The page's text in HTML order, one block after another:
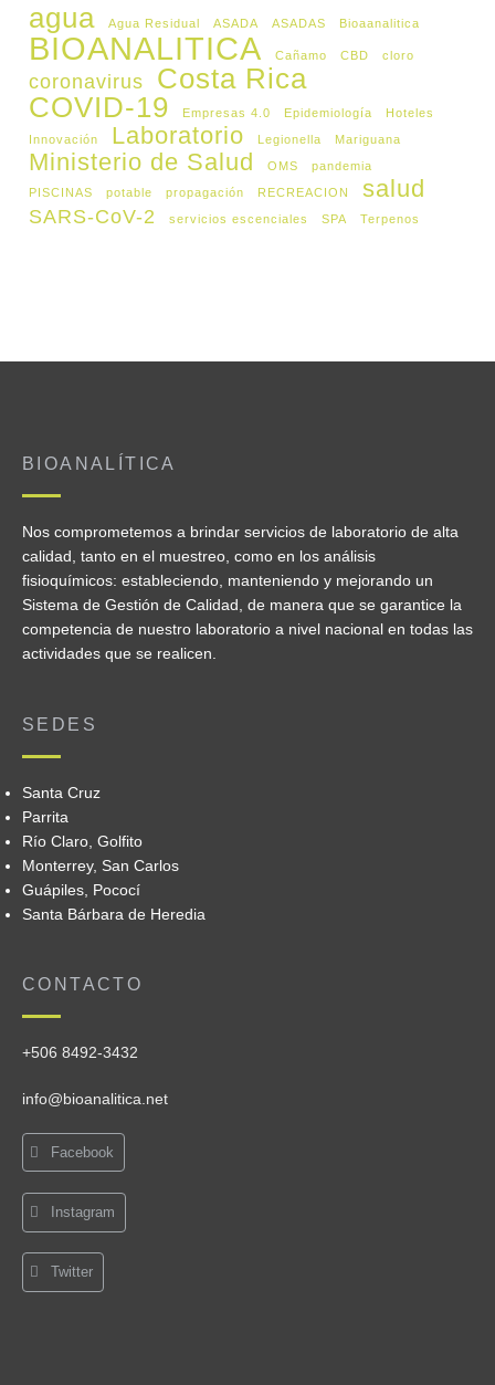
agua Agua Residual ASADA ASADAS Bioaanalitica
BIOANALITICA Cañamo CBD cloro
coronavirus
Costa Rica
COVID-19
Empresas 4.0 Epidemiología
Hoteles
Innovación
Laboratorio Legionella Mariguana
Ministerio de Salud OMS
pandemia
PISCINAS
potable propagación RECREACION salud
SARS-CoV-2 servicios escenciales SPA Terpenos
BIOANALÍTICA
Nos comprometemos a brindar servicios de laboratorio de alta
calidad, tanto en el muestreo, como en los análisis
fisioquímicos: estableciendo, manteniendo y mejorando un
Sistema de Gestión de Calidad, de manera que se garantice la
competencia de nuestro laboratorio a nivel nacional en todas las
actividades que se realicen.
SEDES
Santa Cruz
Parrita
Río Claro, Golfito
Monterrey, San Carlos
Guápiles, Pococí
Santa Bárbara de Heredia
CONTACTO
+506 8492-3432
info@bioanalitica.net
Facebook
Instagram
Twitter